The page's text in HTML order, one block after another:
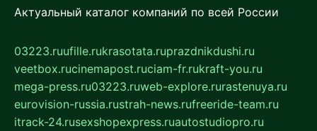
Актуальный каталог компаний по всей России
03223.ruufille.rukrasotata.ruprazdnikdushi.ru
veetbox.rucinemapost.ruciam-fr.rukraft-you.ru
mega-press.ru03223.ruweb-explore.rurastenuya.ru
eurovision-russia.rustrah-news.rufreeride-team.ru
itrack-24.rusexshopexpress.ruautostudiopro.ru